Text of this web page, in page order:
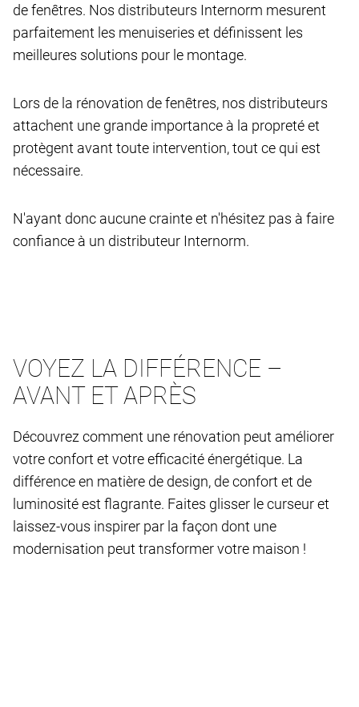
de fenêtres. Nos distributeurs Internorm mesurent
parfaitement les menuiseries et définissent les
meilleures solutions pour le montage.
Lors de la rénovation de fenêtres, nos distributeurs
attachent une grande importance à la propreté et
protègent avant toute intervention, tout ce qui est
nécessaire.
N'ayant donc aucune crainte et n'hésitez pas à faire
confiance à un distributeur Internorm.
VOYEZ LA DIFFÉRENCE –
AVANT ET APRÈS
Découvrez comment une rénovation peut améliorer
votre confort et votre efficacité énergétique. La
différence en matière de design, de confort et de
luminosité est flagrante. Faites glisser le curseur et
laissez-vous inspirer par la façon dont une
modernisation peut transformer votre maison !